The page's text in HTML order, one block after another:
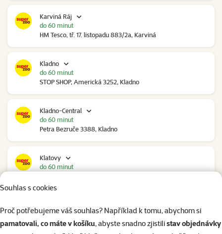
Souhlas s cookies
Proč potřebujeme váš souhlas? Například k tomu, abychom si
pamatovali, co máte v košíku, abyste snadno zjistilistav objednávky
Karviná Ráj
HM Tesco, tř. 17. listopadu 883/2a, Karviná
do 60 minut
Kladno
STOP SHOP, Americká 3252, Kladno
do 60 minut
Kladno-Central
Petra Bezruče 3388, Kladno
do 60 minut
Klatovy
do 60 minut
Polepská 979, Kolín
do 60 minut